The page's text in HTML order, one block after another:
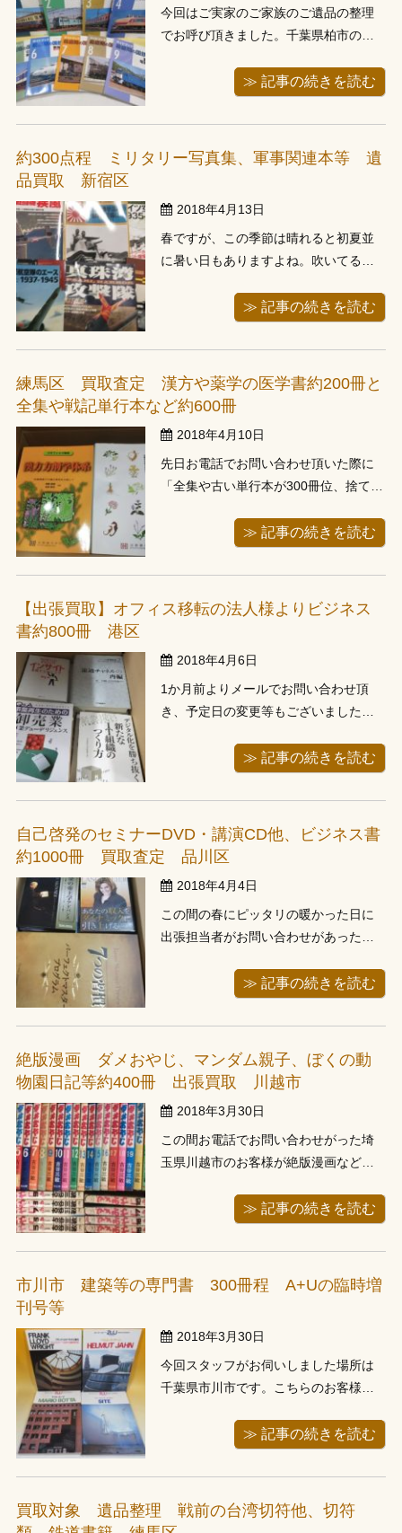
今回はご実家のご家族のご遺品の整理
でお呼び頂きました。千葉県柏市のお
の本や雑誌、時刻表、ＤＶＤ、玩具と
本があるとお聞きしておりましたが、
１階とお部屋の他にリビングや２階の
納戸、お庭の倉庫などにかなりの量の
≫ 記事の続きを読む
約300点程 ミリタリー写真集、軍事関連本等 遺
品買取 新宿区
2018年4月13日
春ですが、この季節は晴れると初夏並
に暑い日もありますよね。吹いてる風
に東京都新宿区のお住いのお客様から
リー写真集や軍事関連書籍などで出張
に行ってきました。 お伺いしお部屋の
拝見をさせて頂きます。本棚一つ分に
ズラッ ...
≫ 記事の続きを読む
練馬区 買取査定 漢方や薬学の医学書約200冊と
全集や戦記単行本など約600冊
2018年4月10日
先日お電話でお問い合わせ頂いた際に
「全集や古い単行本が300冊位、捨てる
おっしゃっていたお客様がお住いの東
には漢方や薬学の医学書約200冊と全集
や戦記単行本など約600冊がありまし
た。 お客様宅に到着、ご主人様、 ...
≫ 記事の続きを読む
【出張買取】オフィス移転の法人様よりビジネス
書約800冊 港区
2018年4月6日
1か月前よりメールでお問い合わせ頂
き、予定日の変更等もございましたが
した。オフィス移転による蔵書の整理
をメールでお送り頂き、リストを拝見
し事前査定をさせて頂いた上でお伺い
させて頂きました。 当日担当スタッフ
が段 ...
≫ 記事の続きを読む
自己啓発のセミナーDVD・講演CD他、ビジネス書
約1000冊 買取査定 品川区
2018年4月4日
この間の春にピッタリの暖かった日に
出張担当者がお問い合わせがあった東
した。ビジネス書や自己啓発セミナー
ネス書600冊前後とのことでお伺いさせ
て頂きました。お約束のお時間にお伺
いし、本を拝見させて頂きます。廊下
≫ 記事の続きを読む
絶版漫画 ダメおやじ、マンダム親子、ぼくの動
物園日記等約400冊 出張買取 川越市
2018年3月30日
この間お電話でお問い合わせがった埼
玉県川越市のお客様が絶版漫画など約
フが出張してきました。 到着し本のあ
本棚に漫画が多数並んでいます。 曙出
版や小学館のダメおやじ、のたり松太
郎の青年版、藤子不二雄関連などの絶
≫ 記事の続きを読む
市川市 建築等の専門書 300冊程 A+Uの臨時増
刊号等
2018年3月30日
今回スタッフがお伺いしました場所は
千葉県市川市です。こちらのお客様か
ので出張させて頂きました。 午前中に
おり１時間少々の道のり、もうすぐ川
口からの外環がつながる予定で、渋滞
回避でき、40分少々で伺えるようにな
≫ 記事の続きを読む
買取対象 遺品整理 戦前の台湾切符他、切符